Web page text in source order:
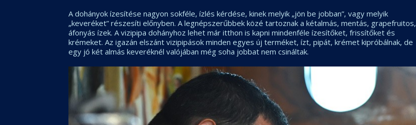
A dohányok ízesítése nagyon sokféle, ízlés kérdése, kinek melyik „jön be jobban”, vagy melyik
„keveréket” részesíti előnyben. A legnépszerűbbek közé tartoznak a kétalmás, mentás, grapefruitos,
áfonyás ízek. A vizipipa dohányhoz lehet már itthon is kapni mindenféle ízesítőket, frissítőket és
krémeket. Az igazán elszánt vizipipások minden egyes új terméket, ízt, pipát, krémet kipróbálnak, de
egy jó két almás keveréknél valójában még soha jobbat nem csináltak.